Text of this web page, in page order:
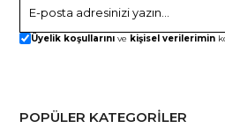
Üyelik koşullarını ve kişisel verilerimin
POPÜLER KATEGORİLER